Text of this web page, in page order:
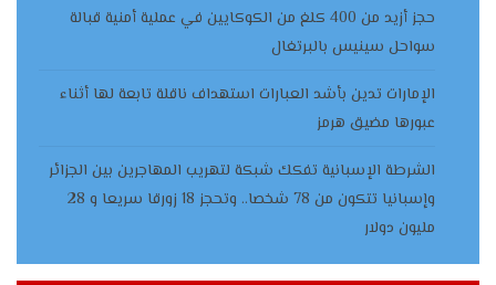
حجز أزيد من 400 كلغ من الكوكايين في عملية أمنية قبالة
سواحل سينيس بالبرتغال
الإمارات تدين بأشد العبارات استهداف ناقلة تابعة لها أثناء
عبورها مضيق هرمز
الشرطة الإسبانية تفكك شبكة لتهريب المهاجرين بين الجزائر
وإسبانيا تتكون من 78 شخصا.. وتحجز 18 زورقا سريعا و 28
مليون دولار